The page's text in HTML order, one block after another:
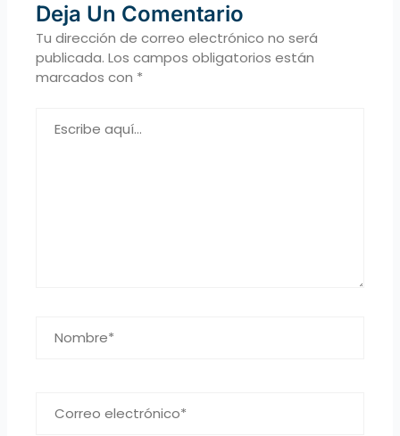
Deja Un Comentario
Tu dirección de correo electrónico no será
publicada. Los campos obligatorios están
marcados con *
aquí...
electrónico*